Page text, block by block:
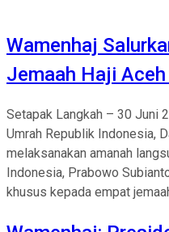
Wamenhaj
Jemaah Haji
Setapak Langkah – 30 Juni
Umrah Republik Indonesia,
melaksanakan amanah
Indonesia, Prabowo
khusus kepada empat